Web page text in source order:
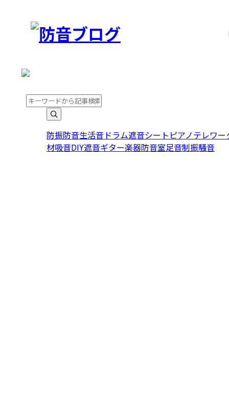
防振防音生活音ドラム遮音シート ピアノテレワー
材吸音DIY遮音ギター楽器防音室足音制振騒音